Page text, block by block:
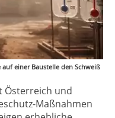
einer Baustelle den Schweiß
Österreich und
Maßnahmen